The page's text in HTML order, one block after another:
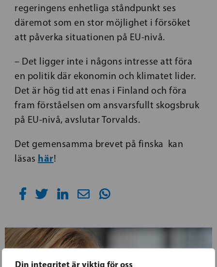
Din integritet är viktig för oss
regeringens enhetliga ståndpunkt ses
däremot som en stor möjlighet i försöket
att påverka situationen på EU-nivå.
– Det ligger inte i någons intresse att föra
en politik där ekonomin och klimatet lider.
Det är hög tid att enas i Finland och föra
fram förståelsen om ansvarsfullt skogsbruk
på EU-nivå, avslutar Torvalds.
Det gemensamma brevet på finska kan
läsas här!